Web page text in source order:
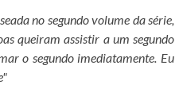
no segundo volume da série,
queiram assistir a um segundo
o segundo imediatamente. Eu